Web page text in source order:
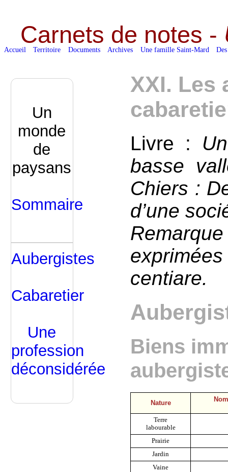
Carnets de notes -
Accueil Territoire Documents Archives Une famille Saint-Mard
XXI. Les
Livre :
basse
Chiers :
d’une
centiare.
Biens
Nature
Terre
labourable
Prairie
Jardin
Vaine
Un
monde
de
paysans
Sommaire
Aubergistes
Cabaretier
Une
profession
déconsidérée